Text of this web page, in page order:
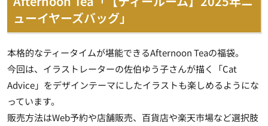
ューイヤーズバッグ」
本格的なティータイムが堪能できるAfternoon Teaの福袋。
今回は、イラストレーターの佐伯ゆう子さんが描く「Cat
Advice」をデザインテーマにしたイラストも楽しめるようにな
っています。
販売方法はWeb予約や店舗販売、百貨店や楽天市場など選択肢